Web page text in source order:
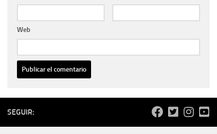
Web
SEGUIR: